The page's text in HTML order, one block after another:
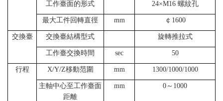
工作臺面的形式 24×M16 螺紋孔
最大工件回轉直徑 mm ￠1600
交換臺 交換臺結構型式 旋轉推拉式
工作臺交換時間 sec 50
行程 X/Y/Z移動范圍 mm 1300/1000/1000
主軸中心至工作臺面
距離
mm 0～1000